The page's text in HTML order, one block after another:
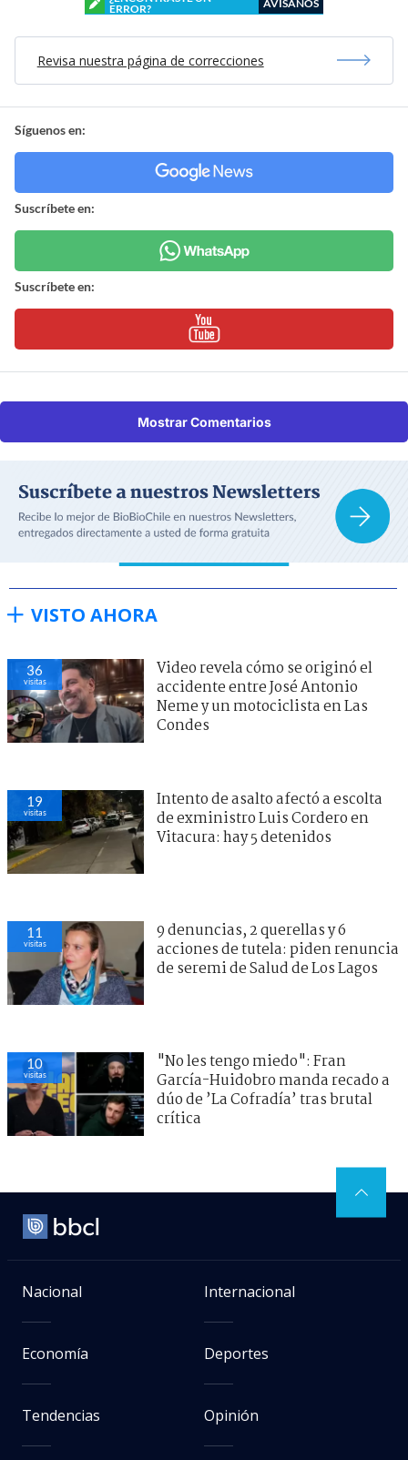
ERROR?
AVÍSANOS
Revisa nuestra página de correcciones
Síguenos en:
Suscríbete en:
Suscríbete en:
Mostrar Comentarios
VISTO AHORA
36
visitas
Video revela cómo se originó el
accidente entre José Antonio
Neme y un motociclista en Las
Condes
19
visitas
Intento de asalto afectó a escolta
de exministro Luis Cordero en
Vitacura: hay 5 detenidos
11
visitas
9 denuncias, 2 querellas y 6
acciones de tutela: piden renuncia
de seremi de Salud de Los Lagos
10
visitas
"No les tengo miedo": Fran
García-Huidobro manda recado a
dúo de ’La Cofradía’ tras brutal
crítica
Nacional Internacional
Economía Deportes
Tendencias Opinión